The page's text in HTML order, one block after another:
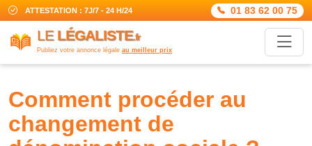
ATTESTATION : 7J/7 - 24 H/24 01 83 62 00 75
LE LÉGALISTE.fr
Publiez votre annonce légale au meilleur prix
comment procéder au
changement de